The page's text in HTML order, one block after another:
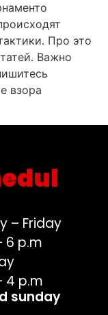
Про это
Важно
взора
– Friday
6 p.m
4 p.m
sunday